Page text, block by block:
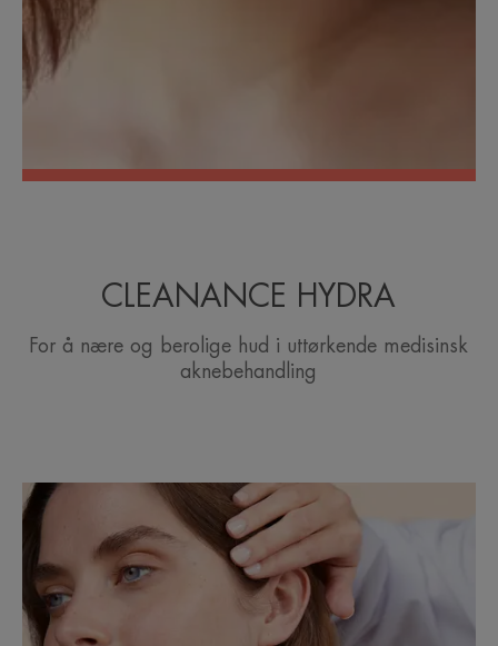
CLEANANCE HYDRA
For å nære og berolige hud i uttørkende medisinsk
aknebehandling